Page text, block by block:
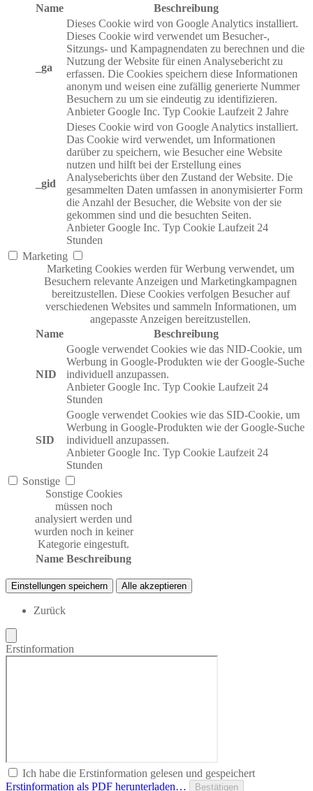
Name
Beschreibung
_ga
Dieses Cookie wird von Google Analytics installiert.
Dieses Cookie wird verwendet um Besucher-,
Sitzungs- und Kampagnendaten zu berechnen und die
Nutzung der Website für einen Analysebericht zu
erfassen. Die Cookies speichern diese Informationen
anonym und weisen eine zufällig generierte Nummer
Besuchern zu um sie eindeutig zu identifizieren.
Anbieter Google Inc. Typ Cookie Laufzeit 2 Jahre
_gid
Dieses Cookie wird von Google Analytics installiert.
Das Cookie wird verwendet, um Informationen
darüber zu speichern, wie Besucher eine Website
nutzen und hilft bei der Erstellung eines
Analyseberichts über den Zustand der Website. Die
gesammelten Daten umfassen in anonymisierter Form
die Anzahl der Besucher, die Website von der sie
gekommen sind und die besuchten Seiten.
Anbieter Google Inc. Typ Cookie Laufzeit 24
Stunden
Marketing
Marketing Cookies werden für Werbung verwendet, um
Besuchern relevante Anzeigen und Marketingkampagnen
bereitzustellen. Diese Cookies verfolgen Besucher auf
verschiedenen Websites und sammeln Informationen, um
angepasste Anzeigen bereitzustellen.
Name
Beschreibung
NID
Google verwendet Cookies wie das NID-Cookie, um
Werbung in Google-Produkten wie der Google-Suche
individuell anzupassen.
Anbieter Google Inc. Typ Cookie Laufzeit 24
Stunden
SID
Google verwendet Cookies wie das SID-Cookie, um
Werbung in Google-Produkten wie der Google-Suche
individuell anzupassen.
Anbieter Google Inc. Typ Cookie Laufzeit 24
Stunden
Sonstige
Sonstige Cookies
müssen noch
analysiert werden und
wurden noch in keiner
Kategorie eingestuft.
Name Beschreibung
Einstellungen speichern Alle akzeptieren
Zurück
Erstinformation
Ich habe die Erstinformation gelesen und gespeichert
Erstinformation als PDF herunterladen…
Bestätigen